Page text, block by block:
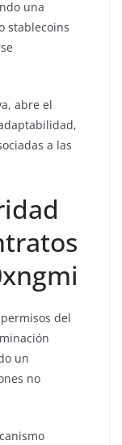
una
stablecoins
abre el
a las
del
un
no